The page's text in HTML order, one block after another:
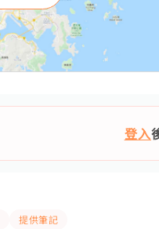
登入
提供筆記